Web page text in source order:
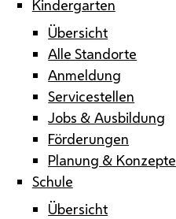
Kindergarten
Übersicht
Alle Standorte
Anmeldung
Servicestellen
Jobs & Ausbildung
Förderungen
Planung & Konzepte
Schule
Übersicht